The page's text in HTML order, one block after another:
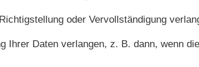
oder Vervollständigung
Ihrer Daten verlangen, z. B. dann, wenn